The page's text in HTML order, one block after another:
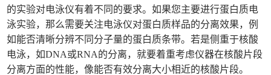
的实验对电泳仪有着不同的要求。如果您主要进行蛋白质电
泳实验，那么需要关注电泳仪对蛋白质样品的分离效果，例
如能否清晰分辨不同分子量的蛋白质条带。若是侧重于核酸
电泳，如DNA或RNA的分离，就要着重考虑仪器在核酸片段
分离方面的性能，像能否有效分离大小相近的核酸片段。